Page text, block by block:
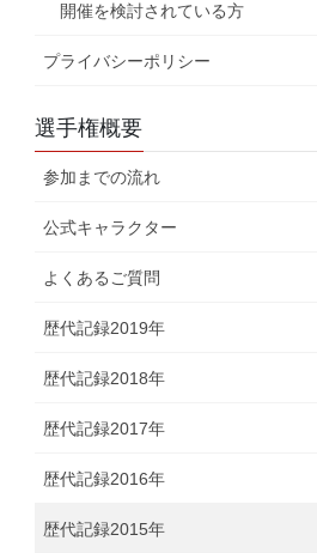
開催を検討されている方
プライバシーポリシー
選手権概要
参加までの流れ
公式キャラクター
よくあるご質問
歴代記録2019年
歴代記録2018年
歴代記録2017年
歴代記録2016年
歴代記録2015年